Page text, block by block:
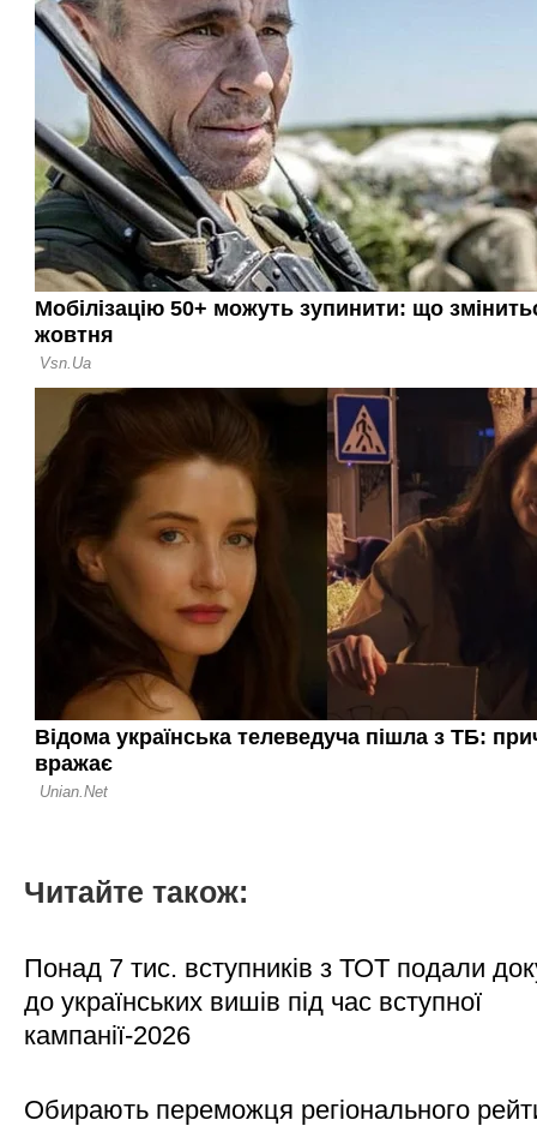
Читайте також:
Понад 7 тис. вступників з ТОТ подали
до українських вишів під час вступної
кампанії-2026
Обирають переможця регіонального